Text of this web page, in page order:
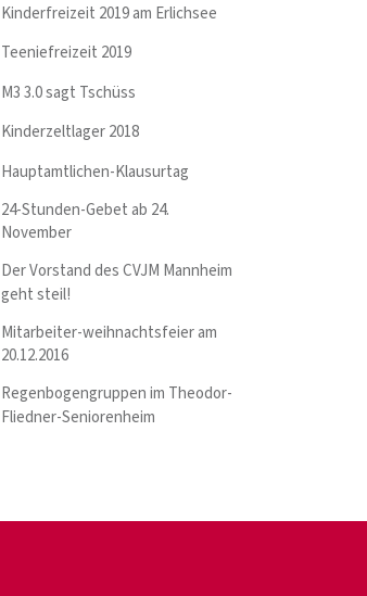
Kinderfreizeit 2019 am Erlichsee
Teeniefreizeit 2019
M3 3.0 sagt Tschüss
Kinderzeltlager 2018
Hauptamtlichen-Klausurtag
24-Stunden-Gebet ab 24.
November
Der Vorstand des CVJM Mannheim
geht steil!
Mitarbeiter-weihnachtsfeier am
20.12.2016
Regenbogengruppen im Theodor-
Fliedner-Seniorenheim